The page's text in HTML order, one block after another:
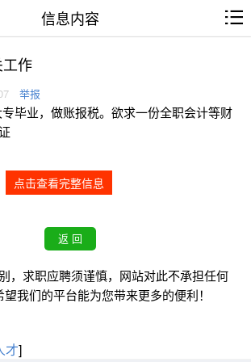
信息内容
作
举报
毕业，做账报税。欲求一份全职会计等财
点击查看完整信息
，求职应聘须谨慎，网站对此不承担任何
我们的平台能为您带来更多的便利！
才]